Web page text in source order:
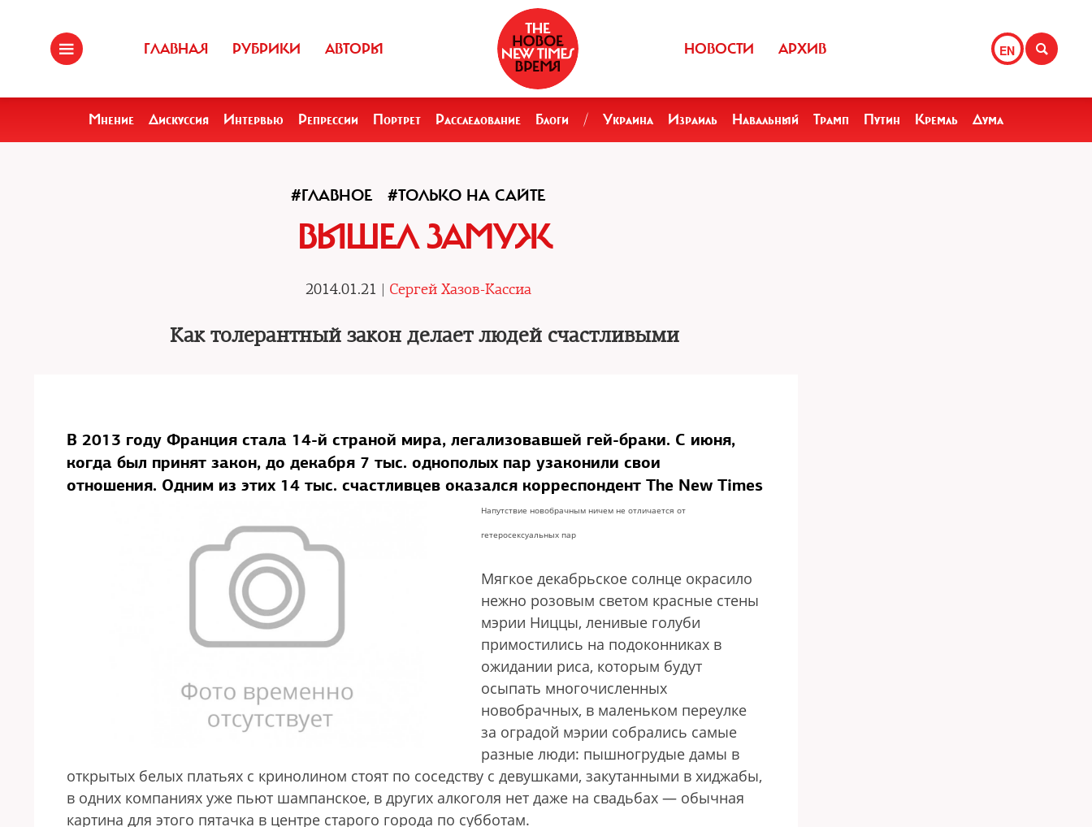
ГЛАВНАЯ РУБРИКИ АВТОРЫ EN
НОВОСТИ АРХИВ
Мнение Дискуссия Интервью Репрессии Портрет Расследование Блоги / Украина Израиль Навальный Трамп Путин Кремль Дума
#ГЛАВНОЕ #ТОЛЬКО НА САЙТЕ
ВЫШЕЛ ЗАМУЖ
2014.01.21 | Сергей Хазов-Кассиа
Как толерантный закон делает людей счастливыми
В 2013 году Франция стала 14-й страной мира, легализовавшей гей-браки. С июня,
когда был принят закон, до декабря 7 тыс. однополых пар узаконили свои
отношения. Одним из этих 14 тыс. счастливцев оказался корреспондент The New Times
Напутствие новобрачным ничем не отличается от
гетеросексуальных пар
Мягкое декабрьское солнце окрасило
нежно розовым светом красные стены
мэрии Ниццы, ленивые голуби
примостились на подоконниках в
ожидании риса, которым будут
осыпать многочисленных
новобрачных, в маленьком переулке
за оградой мэрии собрались самые
разные люди: пышногрудые дамы в
открытых белых платьях с кринолином стоят по соседству с девушками, закутанными в хиджабы,
в одних компаниях уже пьют шампанское, в других алкоголя нет даже на свадьбах — обычная
картина для этого пятачка в центре старого города по субботам.